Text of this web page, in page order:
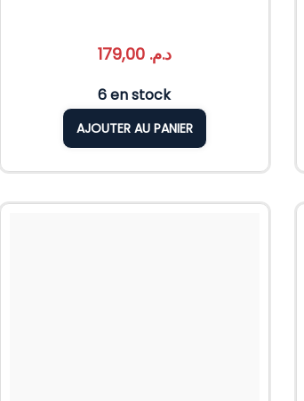
د.م. 179,00
6 en stock
AJOUTER AU PANIER